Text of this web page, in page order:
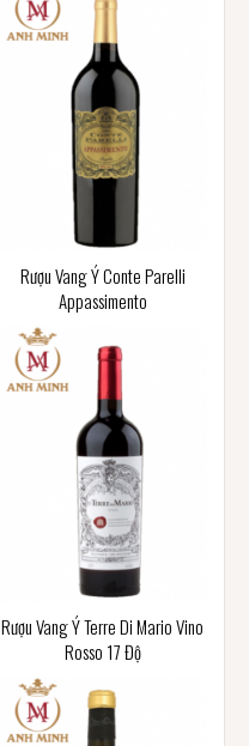
Rượu Vang Ý Conte Parelli
Appassimento
Rượu Vang Ý Terre Di Mario Vino
Rosso 17 Độ